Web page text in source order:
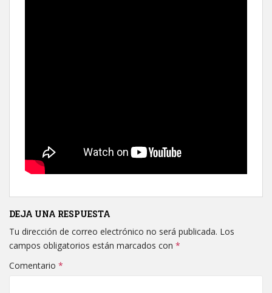
DEJA UNA RESPUESTA
Tu dirección de correo electrónico no será publicada. Los
campos obligatorios están marcados con *
Comentario *